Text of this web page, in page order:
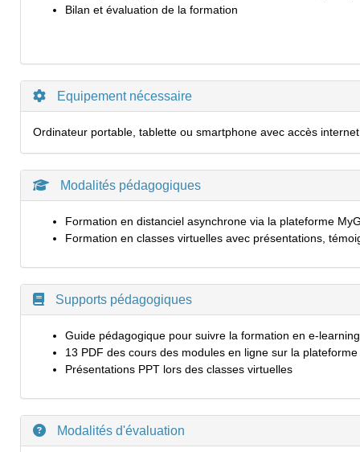
Bilan et évaluation de la formation
Equipement nécessaire
Ordinateur portable, tablette ou smartphone avec accès internet
Modalités pédagogiques
Formation en distanciel asynchrone via la plateforme
Formation en classes virtuelles avec présentations,
Supports pédagogiques
Guide pédagogique pour suivre la formation en e-learning
13 PDF des cours des modules en ligne sur la
Présentations PPT lors des classes virtuelles
Modalités d'évaluation